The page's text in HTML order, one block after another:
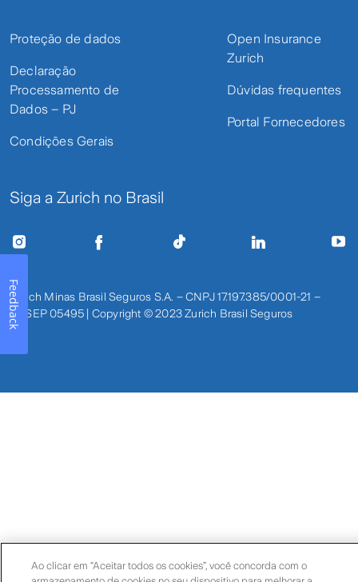
Proteção de dados
Declaração
Processamento de
Dados – PJ
Condições Gerais
Open Insurance
Zurich
Dúvidas frequentes
Portal Fornecedores
Siga a Zurich no Brasil
Zurich Minas Brasil Seguros S.A. – CNPJ 17.197.385/0001-21 –
SUSEP 05495 | Copyright © 2023 Zurich Brasil Seguros
Feedback
Ao clicar em “Aceitar todos os cookies”, você concorda com o